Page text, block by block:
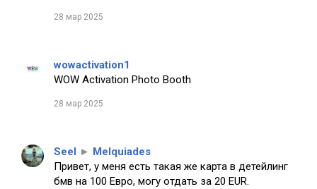
28 мар 2025
wowactivation1
WOW Activation Photo Booth
28 мар 2025
Seel ► Melquiades
Привет, у меня есть такая же карта в детейлинг
бмв на 100 Евро, могу отдать за 20 EUR.